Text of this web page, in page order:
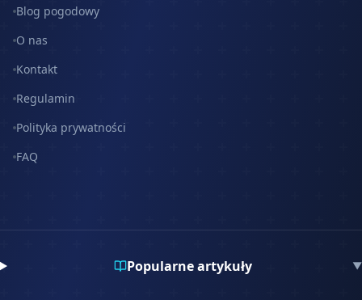
Blog pogodowy
O nas
Kontakt
Regulamin
Polityka prywatności
FAQ
Popularne artykuły ▼